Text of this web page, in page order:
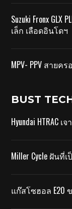
Suzuki Fronx GLX
เล็ก เลือดอินโดฯ
MPV- PPV สาย
BUST
Hyundai HTRAC
Miller Cycle ฝันที่
แก๊สโซฮอล E20